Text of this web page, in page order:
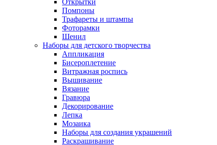
Открытки
Помпоны
Трафареты и штампы
Фоторамки
Шенил
Наборы для детского творчества
Аппликация
Бисероплетение
Витражная роспись
Вышивание
Вязание
Гравюра
Декорирование
Лепка
Мозаика
Наборы для создания украшений
Раскрашивание